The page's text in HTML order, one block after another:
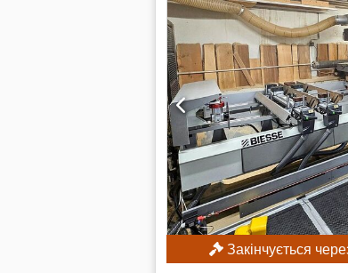
Закінчується